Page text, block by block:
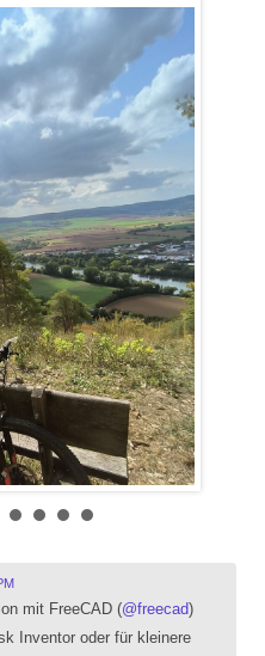
mit FreeCAD (@freecad)
Inventor oder für kleinere